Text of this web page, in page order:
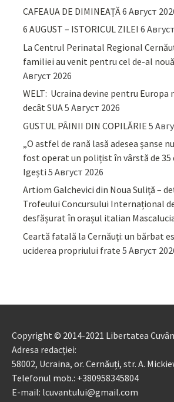
CAFEAUA DE DIMINEAȚĂ6 Август
6 AUGUST – ISTORICUL ZILEI 6
La Centrul Perinatal Regional
familiei au venit pentru cel de-al
Август 2026
WELT: Ucraina devine pentru
decât SUA5 Август 2026
GUSTUL PÂINII DIN COPILĂRIE 5
„O astfel de rană lasă adesea șanse
fost operat un polițist în vârstă de 35
Igești 5 Август 2026
Artiom Galchevici din Noua Suliță –
Trofeului Concursului Internațional
desfășurat în orașul italian
Ceartă fatală la Cernăuți: un bărbat
uciderea propriului frate 5 Август
Copyright © 2014-2021 Libertatea
Adresa redacției:
58002, Ucraina, or. Cernăuți, str. A.
Telefonul mob.: +380958345804
E-mail: lcuvantului@gmail.com